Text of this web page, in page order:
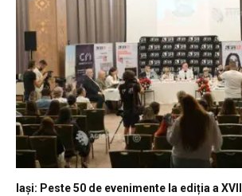
Iași: Peste 50 de evenimente la ediția a XVII